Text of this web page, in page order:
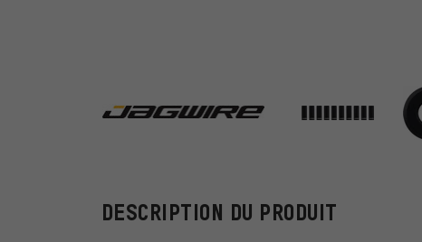
Jagwire
DESCRIPTION DU PRODUIT